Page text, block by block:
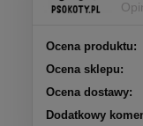
Ocena produktu:
Ocena sklepu:
Ocena dostawy:
Dodatkowy